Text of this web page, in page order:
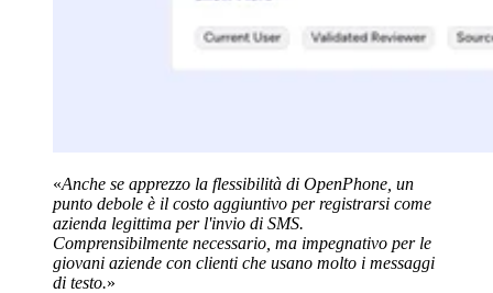
«Anche se apprezzo la flessibilità di OpenPhone, un
punto debole è il costo aggiuntivo per registrarsi come
azienda legittima per l'invio di SMS.
Comprensibilmente necessario, ma impegnativo per le
giovani aziende con clienti che usano molto i messaggi
di testo.»